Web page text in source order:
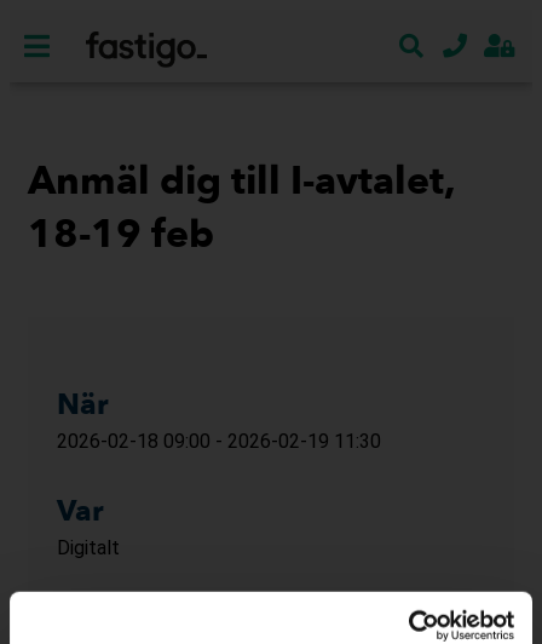
Anmäl dig till I-avtalet,
18-19 feb
När
2026-02-18 09:00 - 2026-02-19 11:30
Var
Digitalt